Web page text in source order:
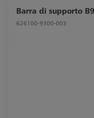
Barra di supporto
626100-9300-003